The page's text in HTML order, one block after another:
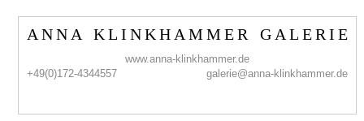
A N N A K L I N K H A M M E R G A L E R I E
www.anna-klinkhammer.de
+49(0)172-4344557
galerie@anna-klinkhammer.de